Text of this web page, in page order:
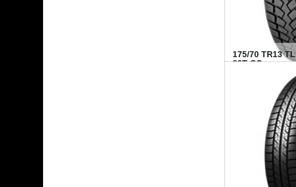
175/70 TR13 TL
82T CO...